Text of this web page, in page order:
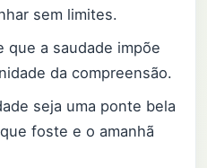
sem limites.
que a saudade impõe
da compreensão.
seja uma ponte bela
foste e o amanhã